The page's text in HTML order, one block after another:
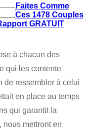
Faites Comme
Ces 1478 Couples
GRATUIT
à chacun des
qui les contente
de ressembler à celui
en place au temps
qui garantit la
nous mettront en